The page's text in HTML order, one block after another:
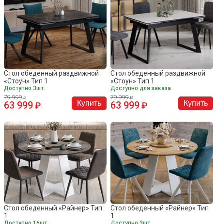
Стол обеденный раздвижной
«Стоун» Тип 1
Доступно 3шт.
79 999
63 999 Купить
Стол обеденный раздвижной
«Стоун» Тип 1
Доступно для заказа
79 999
63 999 Купить
Стол обеденный «Райнер» Тип
1
Стол обеденный «Райнер» Тип
1